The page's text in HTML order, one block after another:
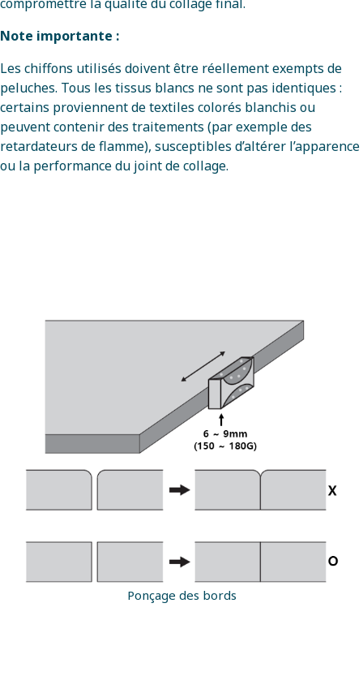
Note importante :
Les chiffons utilisés doivent être réellement exempts de
peluches. Tous les tissus blancs ne sont pas identiques :
certains proviennent de textiles colorés blanchis ou
peuvent contenir des traitements (par exemple des
retardateurs de flamme), susceptibles d’altérer l’apparence
ou la performance du joint de collage.
Ponçage des bords